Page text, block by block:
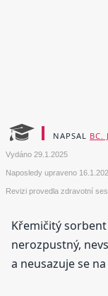
NAPSAL BC.
Vydáno 29.1.2025
Naposledy upraveno
Revizi provedla zdravotní
Křemičitý
nerozpustný,
a neusazuje se